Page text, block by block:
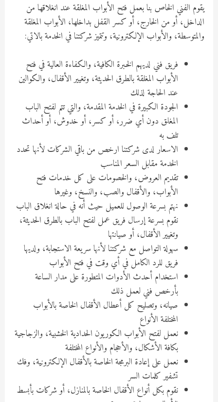
يقوم الفني الخاص بنا بعمل فتح الأبواب المغلقة عند انغلاقها من
الداخل، أو من الخارج، أو كسر القفل بداخلها، الأبواب المغلقة
والمتوسطة، والأبواب الإلكترونية، وتتميز شركتنا في الخدمة بالاتي:
فريق فني لديهم الخبرة الكافية، والكفاءة العالية في فتح
الأبواب المغلقة بالطرق الحديثة، وتغيير الأقفال، والكوالين
عند الحاجة لذلك
الجودة الكبيرة في الخدمة المقدمة، والتي تتم لفتح الباب
المغلق دون أي ضرر، أو كسر، أو خدوش، أو أحداث
تلف به
الاسعار لدى شركتنا ارخص من باقي الشركات لأنها تحدد
الخدمة مقابل السعر المناسب
تقديم العروض، والخصومات على كل خدمات فتح
الأبواب، والأقفال والصب، والنسخ، وغيرها
نهتم بسرعة الوصول للعميل حيث أنه في حالة انغلاق الباب
نقوم بسرعة إرسال فريق عمل لفتح الباب بالطرق الحديثة،
وتغيير الأقفال، أو صيانتها
سهولة التواصل مع شركتنا لأنها سريعة الاستجابة، ولديها
فريق للرد الكامل في أي وقت في فتح الأبواب
استخدام أحدث الأدوات المتطورة على مدار الساعة
بأرخص فني لعمل ذلك
صيانه، وتصليح كل أعطال الأقفال الخاصة بالأبواب
المختلفة الأنواع
نعمل لفتح الأبواب الكوريون الحدادية الخشبية، والزجاجية
بكافة الأشكال، والأحجام والأنواع المختلفة
نعمل على إعادة البرمجة الخاصة بالأقفال الإلكترونية، وفك
تشفير كلمات السر
نقوم بكل أنواع الأقفال الخاصة بالمنازل، أو شركات بأبسط